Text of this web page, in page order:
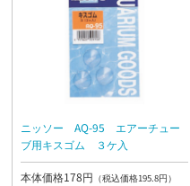
ニッソー AQ-95 エアーチュー
ブ用キスゴム ３ケ入
本体価格178円 （税込価格195.8円）